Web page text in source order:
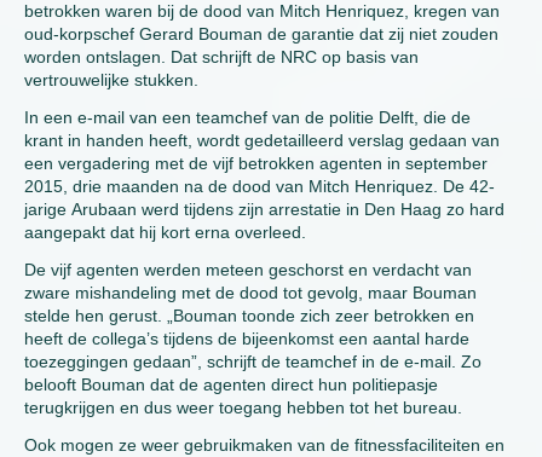
betrokken waren bij de dood van Mitch Henriquez, kregen van
oud-korpschef Gerard Bouman de garantie dat zij niet zouden
worden ontslagen. Dat schrijft de NRC op basis van
vertrouwelijke stukken.
In een e-mail van een teamchef van de politie Delft, die de
krant in handen heeft, wordt gedetailleerd verslag gedaan van
een vergadering met de vijf betrokken agenten in september
2015, drie maanden na de dood van Mitch Henriquez. De 42-
jarige Arubaan werd tijdens zijn arrestatie in Den Haag zo hard
aangepakt dat hij kort erna overleed.
De vijf agenten werden meteen geschorst en verdacht van
zware mishandeling met de dood tot gevolg, maar Bouman
stelde hen gerust. „Bouman toonde zich zeer betrokken en
heeft de collega’s tijdens de bijeenkomst een aantal harde
toezeggingen gedaan”, schrijft de teamchef in de e-mail. Zo
belooft Bouman dat de agenten direct hun politiepasje
terugkrijgen en dus weer toegang hebben tot het bureau.
Ook mogen ze weer gebruikmaken van de fitnessfaciliteiten en